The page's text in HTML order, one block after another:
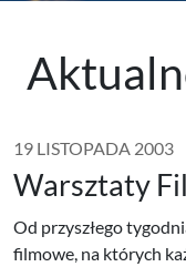
19 LISTOPADA 2003
Warsztaty
Od przyszłego
filmowe, na których